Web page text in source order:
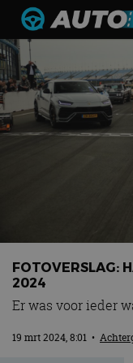
Autonieuws
Podcast
Autotests
MotorRAI.nl
FOTOVERSLAG:
2024
Er was voor ieder
19 mrt 2024, 8:01 •